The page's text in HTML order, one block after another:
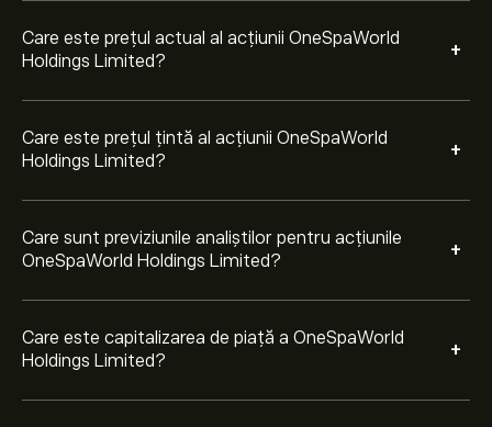
Care este prețul actual al acțiunii OneSpaWorld
Holdings Limited?
+
Care este prețul țintă al acțiunii OneSpaWorld
Holdings Limited?
+
Care sunt previziunile analiștilor pentru acțiunile
OneSpaWorld Holdings Limited?
+
Care este capitalizarea de piață a OneSpaWorld
Holdings Limited?
+
puternică.